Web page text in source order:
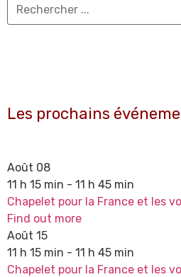
Les prochains
Août 08
11 h 15 min - 11 h 45 min
Chapelet pour la France et les
Find out more
Août 15
11 h 15 min - 11 h 45 min
Chapelet pour la France et les